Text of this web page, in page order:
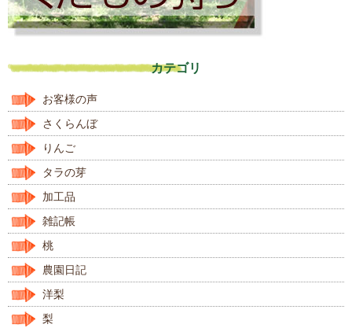
カテゴリ
お客様の声
さくらんぼ
りんご
タラの芽
加工品
雑記帳
桃
農園日記
洋梨
梨